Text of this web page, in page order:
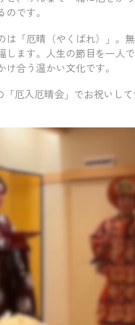
です。
「厄晴（やくばれ）」。
ます。人生の節目を一人
合う温かい文化です。
厄入厄晴会」でお祝いし